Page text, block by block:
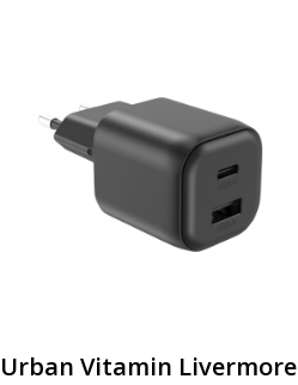
Urban Vitamin Livermore